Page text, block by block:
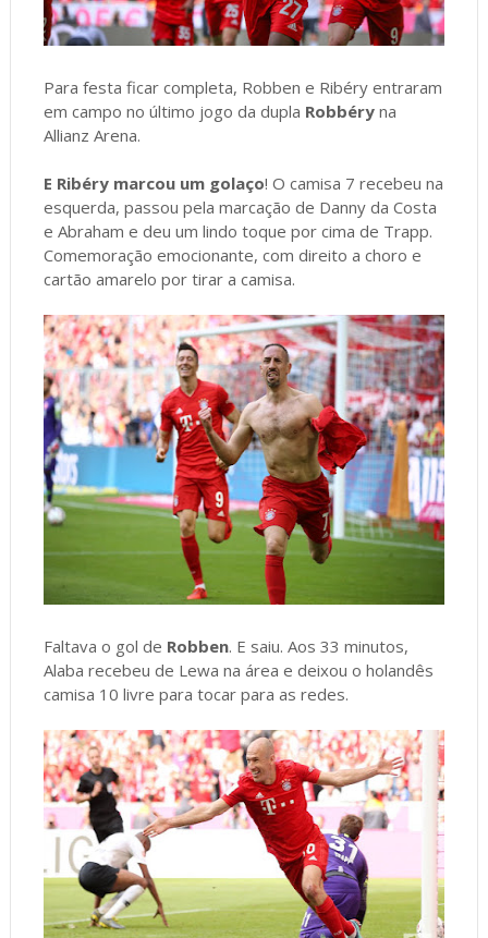
Para festa ficar completa, Robben e Ribéry entraram
em campo no último jogo da dupla Robbéryna
Allianz Arena.
E Ribéry marcou um golaço! O camisa 7 recebeu na
esquerda, passou pela marcação de Danny da Costa
e Abraham e deu um lindo toque por cima de Trapp.
Comemoração emocionante, com direito a choro e
cartão amarelo por tirar a camisa.
Faltava o gol de Robben. E saiu. Aos 33 minutos,
Alaba recebeu de Lewa na área e deixou o holandês
camisa 10 livre para tocar para as redes.